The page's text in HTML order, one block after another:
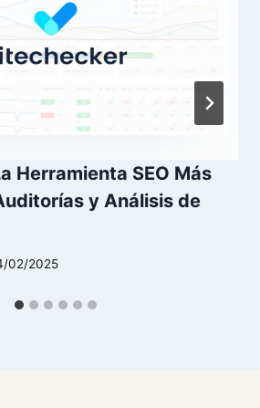
Herramienta SEO Más
y Análisis de
02/2025